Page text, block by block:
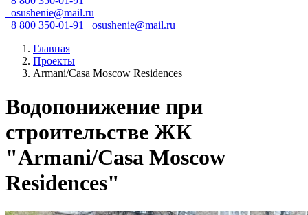
osushenie@mail.ru
8 800 350-01-91
osushenie@mail.ru
Главная
Проекты
Armani/Casa Moscow Residences
Водопонижение при
строительстве ЖК
"Armani/Casa Moscow
Residences"